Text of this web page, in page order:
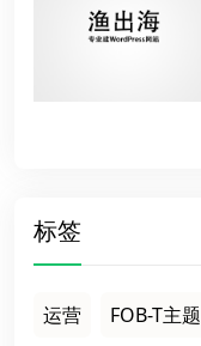
标签
运营 FOB-T主题